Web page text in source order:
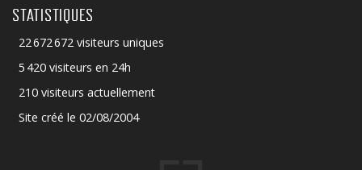
STATISTIQUES
22 672 672 visiteurs uniques
5 420 visiteurs en 24h
210 visiteurs actuellement
Site créé le 02/08/2004